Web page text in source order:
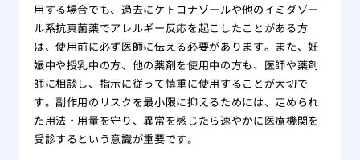
用する場合でも、過去にケトコナゾールや他のイミダゾー
ル系抗真菌薬でアレルギー反応を起こしたことがある方
は、使用前に必ず医師に伝える必要があります。また、妊
娠中や授乳中の方、他の薬剤を使用中の方も、医師や薬剤
師に相談し、指示に従って慎重に使用することが大切で
す。副作用のリスクを最小限に抑えるためには、定められ
た用法・用量を守り、異常を感じたら速やかに医療機関を
受診するという意識が重要です。